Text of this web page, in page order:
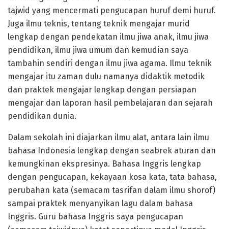
tajwid yang mencermati pengucapan huruf demi huruf.
Juga ilmu teknis, tentang teknik mengajar murid
lengkap dengan pendekatan ilmu jiwa anak, ilmu jiwa
pendidikan, ilmu jiwa umum dan kemudian saya
tambahin sendiri dengan ilmu jiwa agama. Ilmu teknik
mengajar itu zaman dulu namanya didaktik metodik
dan praktek mengajar lengkap dengan persiapan
mengajar dan laporan hasil pembelajaran dan sejarah
pendidikan dunia.
Dalam sekolah ini diajarkan ilmu alat, antara lain ilmu
bahasa Indonesia lengkap dengan seabrek aturan dan
kemungkinan ekspresinya. Bahasa Inggris lengkap
dengan pengucapan, kekayaan kosa kata, tata bahasa,
perubahan kata (semacam tasrifan dalam ilmu shorof)
sampai praktek menyanyikan lagu dalam bahasa
Inggris. Guru bahasa Inggris saya pengucapan